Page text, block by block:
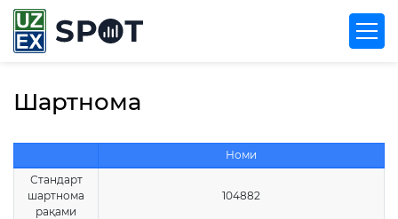
Шартнома
Номи
Стандарт
шартнома
рақами
104882